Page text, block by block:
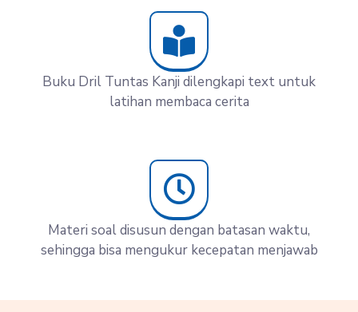
Buku Dril Tuntas Kanji dilengkapi text untuk
latihan membaca cerita
Materi soal disusun dengan batasan waktu,
sehingga bisa mengukur kecepatan menjawab